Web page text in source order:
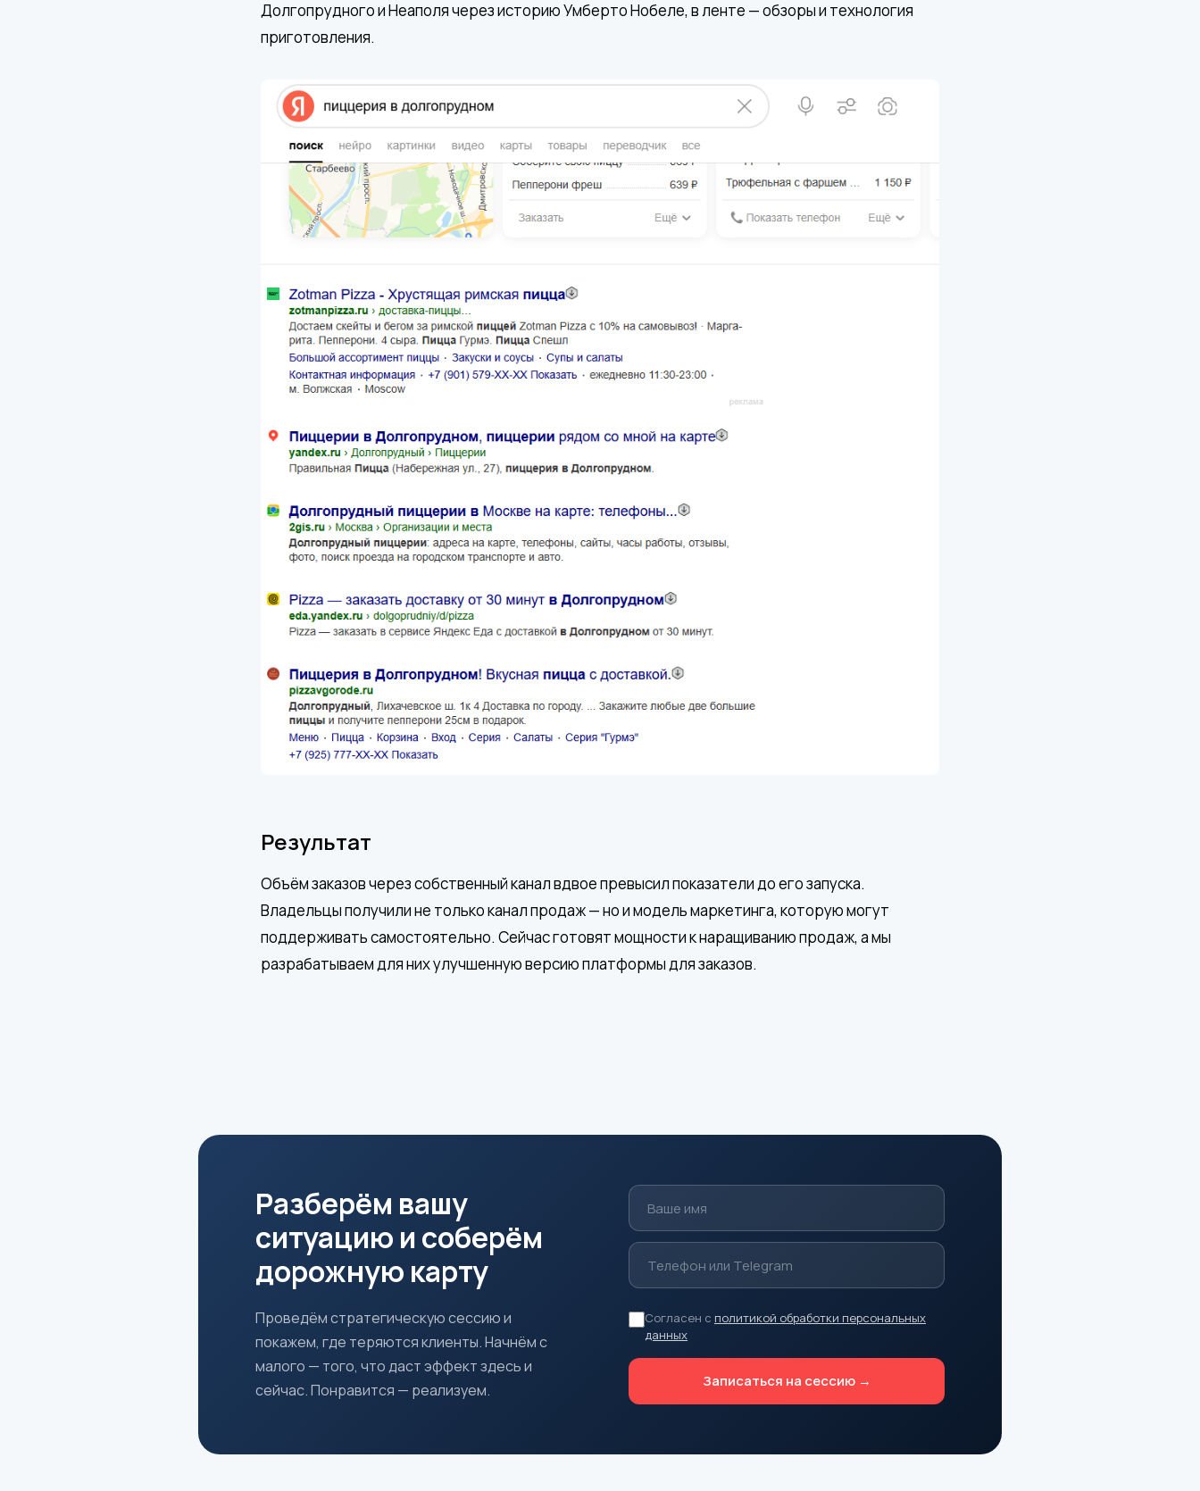
Долгопрудного и Неаполя через историю Умберто Нобеле, в ленте — обзоры и технология
приготовления.
Результат
Объём заказов через собственный канал вдвое превысил показатели до его запуска.
Владельцы получили не только канал продаж — но и модель маркетинга, которую могут
поддерживать самостоятельно. Сейчас готовят мощности к наращиванию продаж, а мы
разрабатываем для них улучшенную версию платформы для заказов.
Разберём вашу
ситуацию и соберём
дорожную карту
Проведём стратегическую сессию и
покажем, где теряются клиенты. Начнём с
малого — того, что даст эффект здесь и
сейчас. Понравится — реализуем.
Согласен с политикой обработки персональных
данных
Записаться на сессию →